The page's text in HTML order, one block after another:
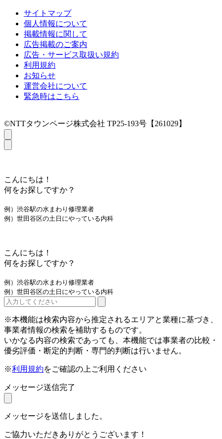
サイトマップ
個人情報について
掲載情報に関して
広告掲載のご案内
広告・サービス取扱い規約
利用規約
お知らせ
運営会社について
緊急時はこちら
©NTTタウンページ株式会社 TP25-193号【261029】
こんにちは！
何をお探しですか？
例）渋谷駅の水まわり修理業者
例）世田谷区の土日にやっている内科
こんにちは！
何をお探しですか？
例）渋谷駅の水まわり修理業者
例）世田谷区の土日にやっている内科
※本機能は検索内容から推定されるエリアと業種に基づき、
事業者情報の検索を補助するものです。
いかなる内容の検索であっても、本機能では事業者の比較・
優劣評価・断定的判断・専門的判断は行いません。
※利用規約をご確認の上ご利用ください
メッセージ送信完了
メッセージを送信しました。
ご協力いただきありがとうございます！